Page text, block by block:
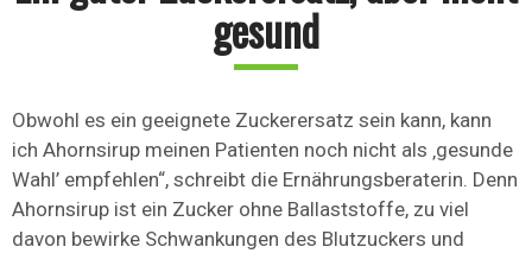
gesund
Obwohl es ein geeignete Zuckerersatz sein kann, kann
ich Ahornsirup meinen Patienten noch nicht als ‚gesunde
Wahl’ empfehlen“, schreibt die Ernährungsberaterin. Denn
Ahornsirup ist ein Zucker ohne Ballaststoffe, zu viel
davon bewirke Schwankungen des Blutzuckers und